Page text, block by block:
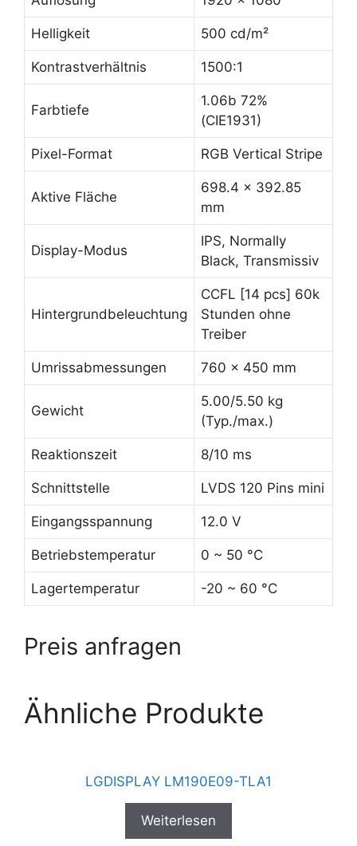
Helligkeit 500 cd/m²
Kontrastverhältnis 1500:1
Farbtiefe
1.06b 72%
(CIE1931)
Pixel-Format RGB Vertical Stripe
Aktive Fläche
698.4 x 392.85
mm
Display-Modus
IPS, Normally
Black, Transmissiv
Hintergrundbeleuchtung
CCFL [14 pcs] 60k
Stunden ohne
Treiber
Umrissabmessungen 760 x 450 mm
Gewicht
5.00/5.50 kg
(Typ./max.)
Reaktionszeit 8/10 ms
Schnittstelle LVDS 120 Pins mini
Eingangsspannung 12.0 V
Betriebstemperatur 0 ~ 50 °C
Lagertemperatur -20 ~ 60 °C
Preis anfragen
Ähnliche Produkte
LGDISPLAY LM190E09-TLA1
Weiterlesen